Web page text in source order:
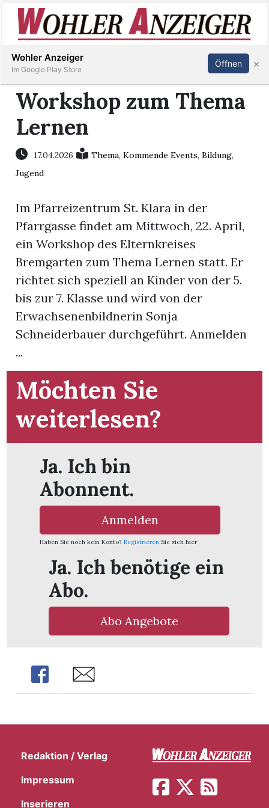
Immobilien
Veranstaltungen
E-
Newsletter
App
Inserieren Abonnieren Anmelden
Workshop zum Thema
Lernen
17.04.2026 Thema,Kommende Events,Bildung,
Jugend
Im Pfarreizentrum St. Klara in der
Pfarrgasse findet am Mittwoch, 22. April,
ein Workshop des Elternkreises
Bremgarten zum Thema Lernen statt. Er
richtet sich speziell an Kinder von der 5.
bis zur 7. Klasse und wird von der
Erwachsenenbildnerin Sonja
Schneiderbauer durchgeführt. Anmelden
...
Möchten Sie
weiterlesen?
Ja. Ich bin
Abonnent.
Anmelden
Haben Sie noch kein Konto? Registrieren Sie sich hier
Ja. Ich benötige ein
Abo.
Abo Angebote
Share Share
Redaktion / Verlag
Impressum
Inserieren
Wohler Anzeiger
Im Google Play Store
Öffnen ×